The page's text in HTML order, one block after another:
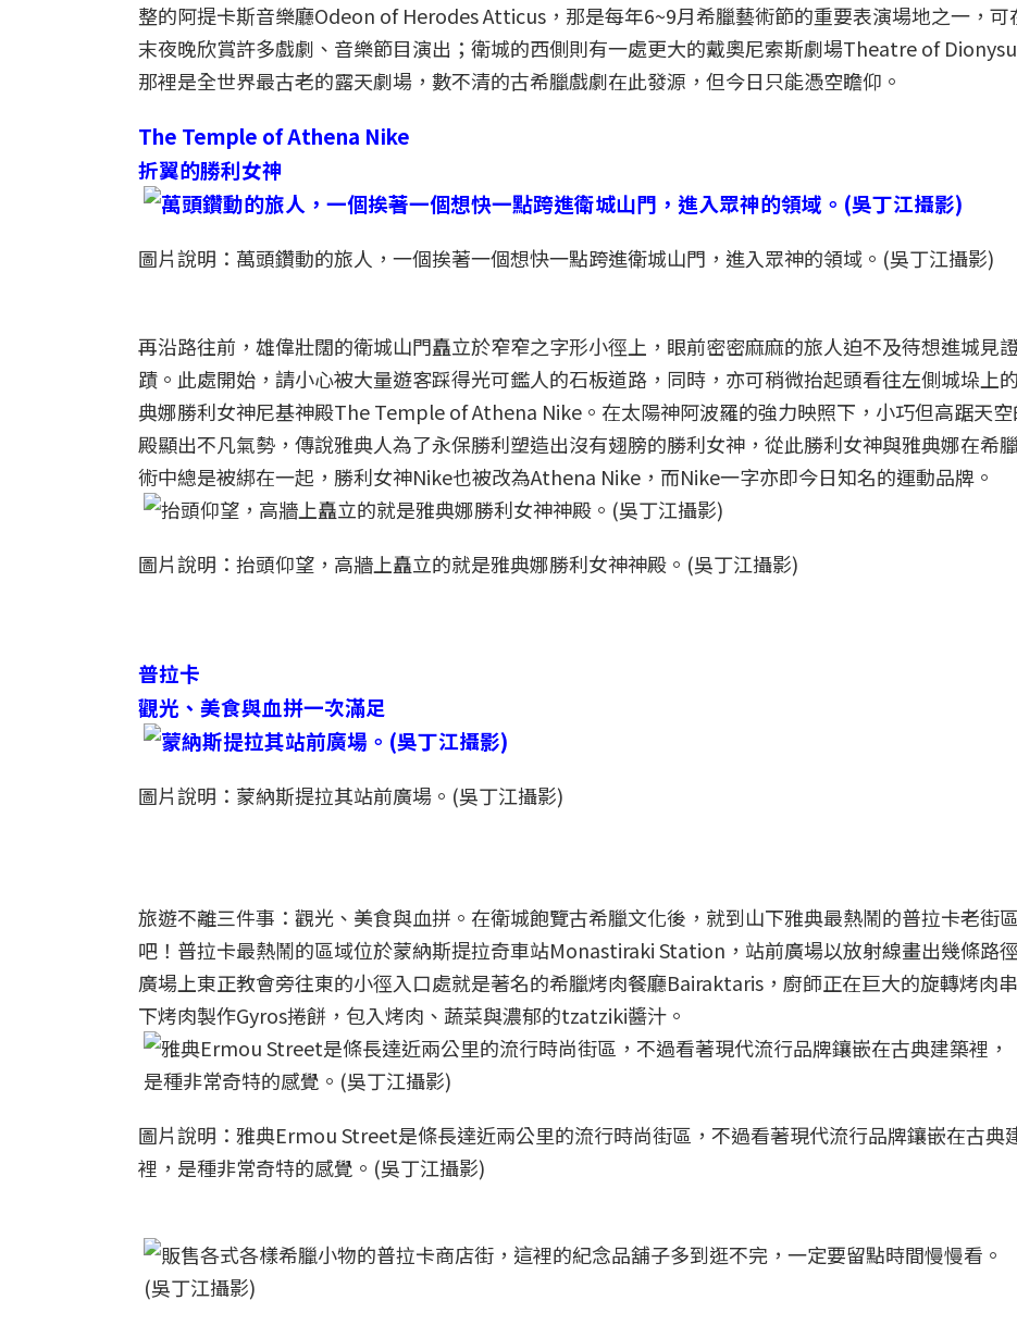
整的阿提卡斯音樂廳Odeon of Herodes Atticus，那是每年6~9月希臘藝術節的重要表演場地之一，可
末夜晚欣賞許多戲劇、音樂節目演出；衛城的西側則有一處更大的戴奧尼索斯劇場Theatre of
那裡是全世界最古老的露天劇場，數不清的古希臘戲劇在此發源，但今日只能憑空瞻仰。
The Temple of Athena Nike
折翼的勝利女神
圖片說明：萬頭鑽動的旅人，一個挨著一個想快一點跨進衛城山門，進入眾神的領域。(吳丁江攝影)
再沿路往前，雄偉壯闊的衛城山門矗立於窄窄之字形小徑上，眼前密密麻麻的旅人迫不及待想進城見
蹟。此處開始，請小心被大量遊客踩得光可鑑人的石板道路，同時，亦可稍微抬起頭看往左側城垛上
典娜勝利女神尼基神殿The Temple of Athena Nike。在太陽神阿波羅的強力映照下，小巧但高踞天
殿顯出不凡氣勢，傳說雅典人為了永保勝利塑造出沒有翅膀的勝利女神，從此勝利女神與雅典娜在希
術中總是被綁在一起，勝利女神Nike也被改為Athena Nike，而Nike一字亦即今日知名的運動品牌。
圖片說明：抬頭仰望，高牆上矗立的就是雅典娜勝利女神神殿。(吳丁江攝影)
普拉卡
觀光、 美食與血拼一次滿足
圖片說明：蒙納斯提拉其站前廣場。(吳丁江攝影)
旅遊不離三件事：觀光、美食與血拼。在衛城飽覽古希臘文化後，就到山下雅典最熱鬧的普拉卡老街
吧！普拉卡最熱鬧的區域位於蒙納斯提拉奇車站Monastiraki Station，站前廣場以放射線畫出幾條路
廣場上東正教會旁往東的小徑入口處就是著名的希臘烤肉餐廳Bairaktaris，廚師正在巨大的旋轉烤肉
下烤肉製作Gyros捲餅，包入烤肉、蔬菜與濃郁的tzatziki醬汁。
圖片說明：雅典Ermou Street是條長達近兩公里的流行時尚街區，不過看著現代流行品牌鑲嵌在古典
裡，是種非常奇特的感覺。(吳丁江攝影)